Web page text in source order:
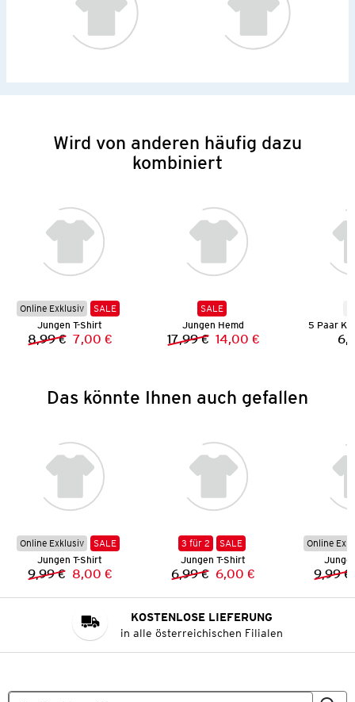
Wird von anderen häufig dazu
kombiniert
Online Exklusiv
SALE
Jungen T-Shirt
Vorheriger Preis:
8,99 € Neuer Preis:
7,00 €
SALE
Jungen Hemd
Vorheriger Preis:
17,99 € Neuer Preis:
14,00 €
5 Paar
Das könnte Ihnen auch gefallen
Online Exklusiv
SALE
Jungen T-Shirt
Vorheriger Preis:
9,99 € Neuer Preis:
8,00 €
3 für 2
SALE
Jungen T-Shirt
Vorheriger Preis:
6,99 € Neuer Preis:
6,00 €
Online
9,99 €
KOSTENLOSE LIEFERUNG
in alle österreichischen Filialen